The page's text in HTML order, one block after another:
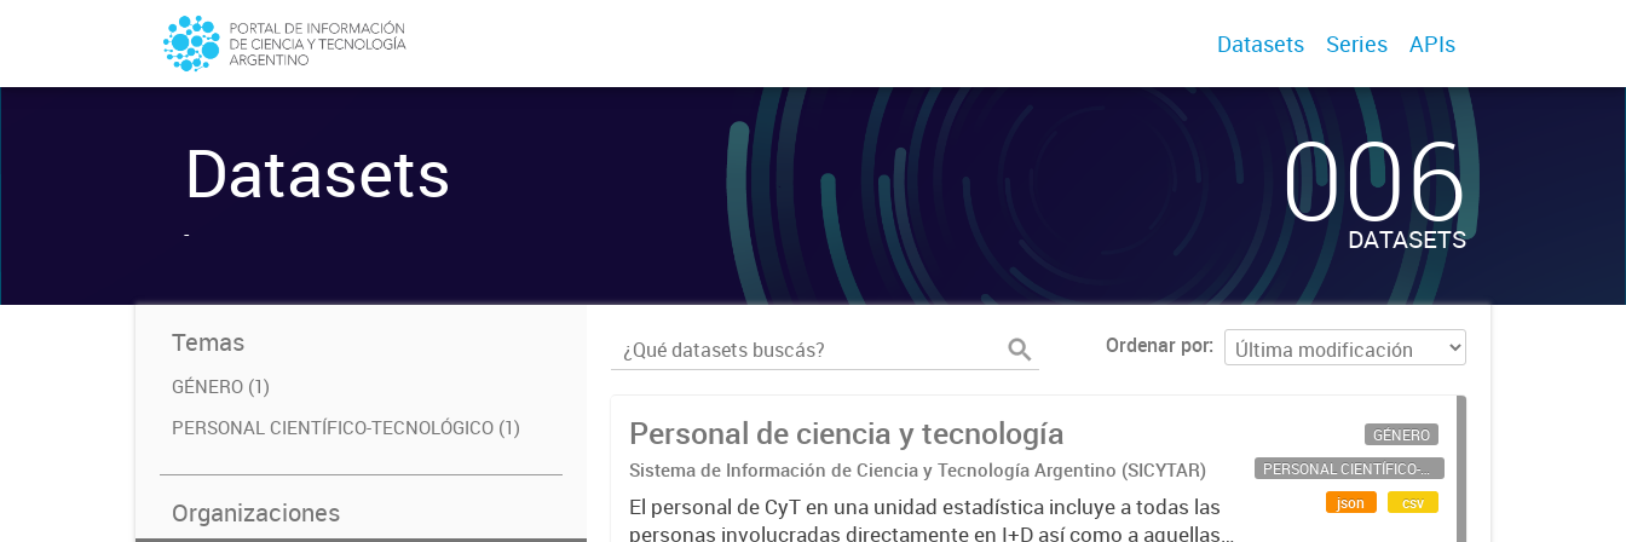
Datasets Series APIs
Datasets
- 006
DATASETS
Temas
GÉNERO (1)
PERSONAL CIENTÍFICO-TECNOLÓGICO (1)
Organizaciones
Ordenar por
Personal de ciencia y tecnología
Sistema de Información de Ciencia y Tecnología Argentino (SICYTAR)
El personal de CyT en una unidad estadística incluye a todas las
personas involucradas directamente en I+D así como a aquellas
GÉNERO
PERSONAL CIENTÍFICO-TECNOLÓGICO
json
csv